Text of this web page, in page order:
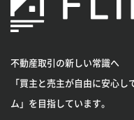
不動産取引の新しい常識へ
「買主と売主が自由に安心
ム」を目指しています。